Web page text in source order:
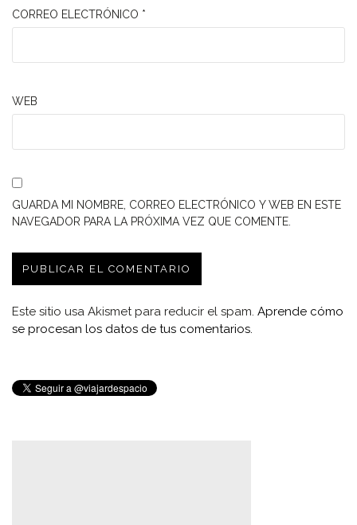
CORREO ELECTRÓNICO *
WEB
GUARDA MI NOMBRE, CORREO ELECTRÓNICO Y WEB EN ESTE
NAVEGADOR PARA LA PRÓXIMA VEZ QUE COMENTE.
Este sitio usa Akismet para reducir el spam. Aprende cómo
se procesan los datos de tus comentarios.